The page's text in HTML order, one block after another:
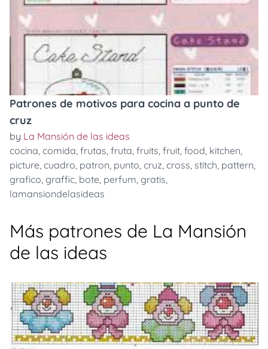
Patrones de motivos para cocina a punto de
cruz
by La Mansión de las ideas
cocina, comida, frutas, fruta, fruits, fruit, food, kitchen,
picture, cuadro, patron, punto, cruz, cross, stitch, pattern,
grafico, graffic, bote, perfum, gratis,
lamansiondelasideas
Más patrones de La Mansión
de las ideas